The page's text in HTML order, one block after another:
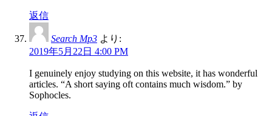
返信
Search Mp3 より:
2019年5月22日 4:00 PM
I genuinely enjoy studying on this website, it has wonderful
articles. “A short saying oft contains much wisdom.” by
Sophocles.